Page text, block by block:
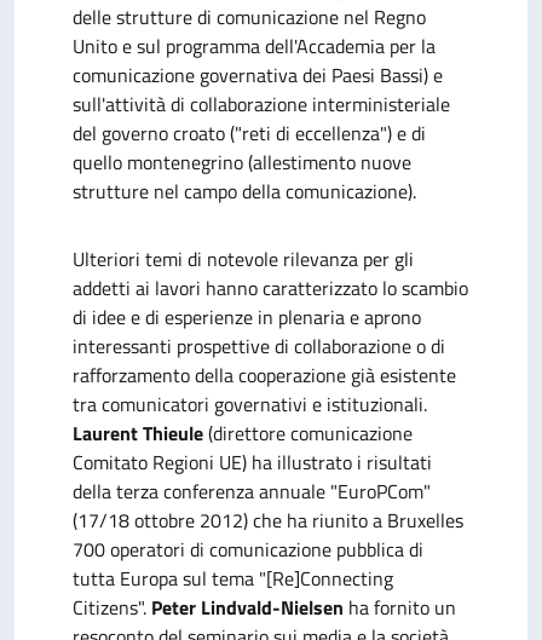
delle strutture di comunicazione nel Regno
Unito e sul programma dell'Accademia per la
comunicazione governativa dei Paesi Bassi) e
sull'attività di collaborazione interministeriale
del governo croato ("reti di eccellenza") e di
quello montenegrino (allestimento nuove
strutture nel campo della comunicazione).
Ulteriori temi di notevole rilevanza per gli
addetti ai lavori hanno caratterizzato lo scambio
di idee e di esperienze in plenaria e aprono
interessanti prospettive di collaborazione o di
rafforzamento della cooperazione già esistente
tra comunicatori governativi e istituzionali.
Laurent Thieule(direttore comunicazione
Comitato Regioni UE) ha illustrato i risultati
della terza conferenza annuale "EuroPCom"
(17/18 ottobre 2012) che ha riunito a Bruxelles
700 operatori di comunicazione pubblica di
tutta Europa sul tema "[Re]Connecting
Citizens". Peter Lindvald-Nielsen ha fornito un